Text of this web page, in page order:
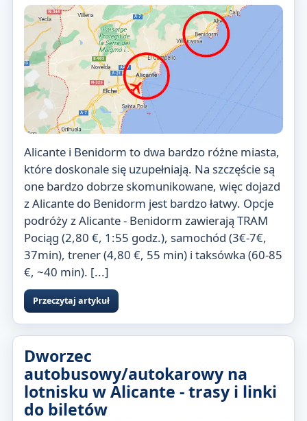
Alicante i Benidorm to dwa bardzo różne miasta,
które doskonale się uzupełniają. Na szczęście są
one bardzo dobrze skomunikowane, więc dojazd
z Alicante do Benidorm jest bardzo łatwy. Opcje
podróży z Alicante - Benidorm zawierają TRAM
Pociąg (2,80 €, 1:55 godz.), samochód (3€-7€,
37min), trener (4,80 €, 55 min) i taksówka (60-85
€, ~40 min). [...]
Przeczytaj artykuł
Dworzec
autobusowy/autokarowy na
lotnisku w Alicante - trasy i linki
do biletów